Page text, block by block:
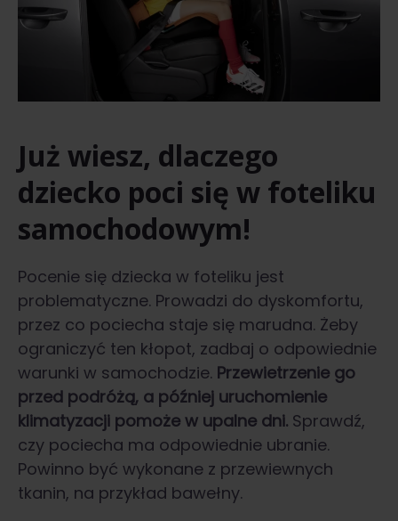
Już wiesz, dlaczego
dziecko poci się w foteliku
samochodowym!
Pocenie się dziecka w foteliku jest
problematyczne. Prowadzi do dyskomfortu,
przez co pociecha staje się marudna. Żeby
ograniczyć ten kłopot, zadbaj o odpowiednie
warunki w samochodzie. Przewietrzenie go
przed podróżą, a później uruchomienie
klimatyzacji pomoże w upalne dni. Sprawdź,
czy pociecha ma odpowiednie ubranie.
Powinno być wykonane z przewiewnych
tkanin, na przykład bawełny.